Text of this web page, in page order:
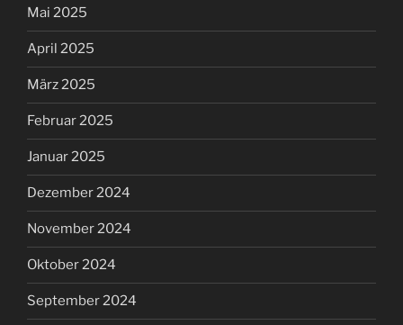
Mai 2025
April 2025
März 2025
Februar 2025
Januar 2025
Dezember 2024
November 2024
Oktober 2024
September 2024